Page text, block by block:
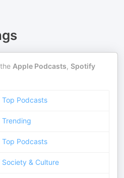
Apple Podcasts, Spotify
Top Podcasts
Trending
Top Podcasts
Society & Culture